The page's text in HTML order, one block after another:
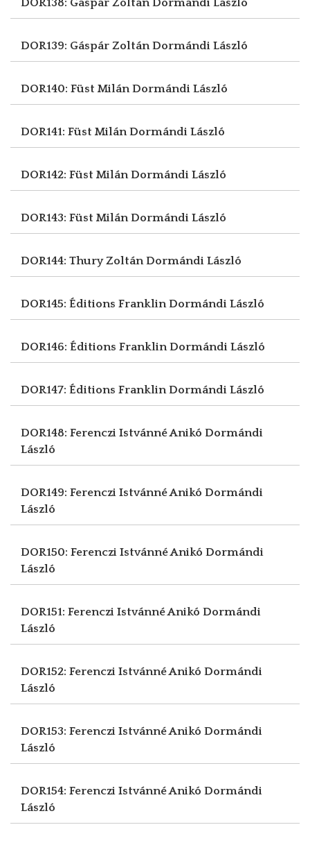
DOR138: Gáspár ZoltánDormándi László
DOR139: Gáspár ZoltánDormándi László
DOR140: Füst MilánDormándi László
DOR141: Füst MilánDormándi László
DOR142: Füst MilánDormándi László
DOR143: Füst MilánDormándi László
DOR144: Thury ZoltánDormándi László
DOR145: Éditions FranklinDormándi László
DOR146: Éditions FranklinDormándi László
DOR147: Éditions FranklinDormándi László
DOR148: Ferenczi Istvánné Anikó Dormándi
László
DOR149: Ferenczi Istvánné Anikó Dormándi
László
DOR150: Ferenczi Istvánné Anikó Dormándi
László
DOR151: Ferenczi Istvánné Anikó Dormándi
László
DOR152: Ferenczi Istvánné Anikó Dormándi
László
DOR153: Ferenczi Istvánné Anikó Dormándi
László
DOR154: Ferenczi Istvánné Anikó Dormándi
László